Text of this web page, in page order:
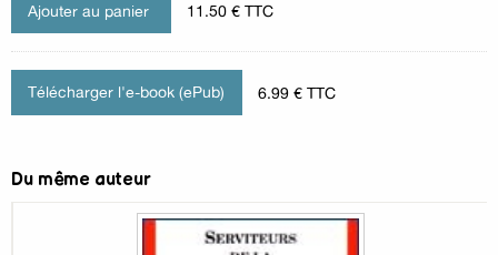
11.50 € TTC
Télécharger l'e-book (ePub) 6.99 € TTC
Du même auteur